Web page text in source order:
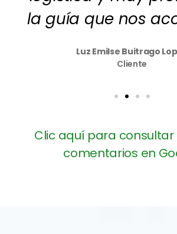
la guía que nos
Luz Emilse Buitrago
Cliente
Clic aquí para
comentarios en